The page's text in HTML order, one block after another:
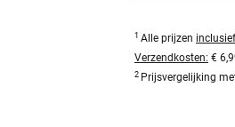
1 Alle prijzen
Verzendkosten: €
2 Prijsvergelijking